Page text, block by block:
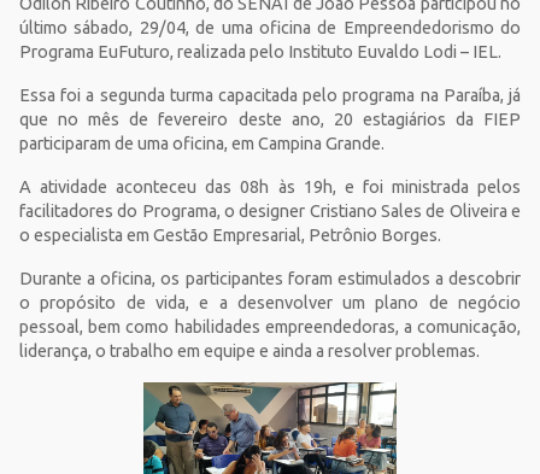
último sábado, 29/04, de uma oficina de Empreendedorismo do
Programa EuFuturo, realizada pelo Instituto Euvaldo Lodi – IEL.
Essa foi a segunda turma capacitada pelo programa na Paraíba, já
que no mês de fevereiro deste ano, 20 estagiários da FIEP
participaram de uma oficina, em Campina Grande.
A atividade aconteceu das 08h às 19h, e foi ministrada pelos
facilitadores do Programa, o designer Cristiano Sales de Oliveira e
o especialista em Gestão Empresarial, Petrônio Borges.
Durante a oficina, os participantes foram estimulados a descobrir
o propósito de vida, e a desenvolver um plano de negócio
pessoal, bem como habilidades empreendedoras, a comunicação,
liderança, o trabalho em equipe e ainda a resolver problemas.